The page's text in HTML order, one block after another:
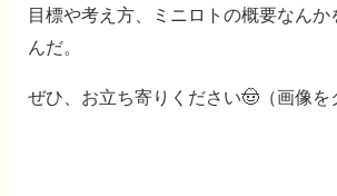
目標や考え方、ミニロトの概要なんか
んだ。
ぜひ、お立ち寄りください🤠（画像を